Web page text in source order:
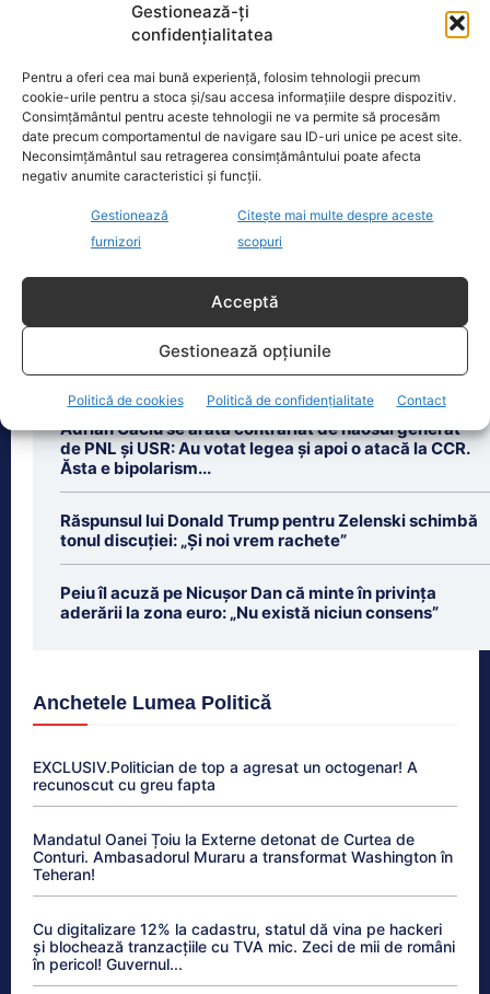
Gestionează-ți
confidențialitatea
Pentru a oferi cea mai bună experiență, folosim tehnologii precum
cookie-urile pentru a stoca și/sau accesa informațiile despre dispozitiv.
Consimțământul pentru aceste tehnologii ne va permite să procesăm
date precum comportamentul de navigare sau ID-uri unice pe acest site.
Neconsimțământul sau retragerea consimțământului poate afecta
negativ anumite caracteristici și funcții.
Gestionează
furnizori
Citește mai multe despre aceste
scopuri
Acceptă
Gestionează opțiunile
Politică de cookies Politică de confidențialitate Contact
Cele 4 barje pentru redirecționarea Dunării către brațul
Bala vor fi…
Cele 4 barje vor fi scufundate vineri, 7
dreaptă cu una dintre cele mai[...]
Adrian Câciu se arată contrariat de haosul generat
de PNL și USR: Au votat legea și apoi o atacă la CCR.
Ăsta e bipolarism...
Răspunsul lui Donald Trump pentru Zelenski schimbă
tonul discuției: „Și noi vrem rachete”
Peiu îl acuză pe Nicușor Dan că minte în privința
aderării la zona euro: „Nu există niciun consens”
Anchetele Lumea Politică
EXCLUSIV.Politician de top a agresat un octogenar! A
recunoscut cu greu fapta
Mandatul Oanei Țoiu la Externe detonat de Curtea de
Conturi. Ambasadorul Muraru a transformat Washington în
Teheran!
Cu digitalizare 12% la cadastru, statul dă vina pe hackeri
și blochează tranzacțiile cu TVA mic. Zeci de mii de români
în pericol! Guvernul...